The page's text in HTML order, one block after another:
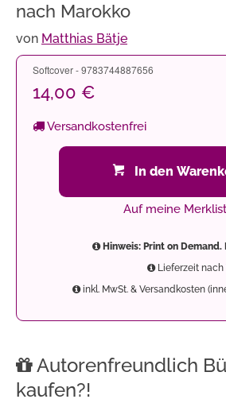
nach Marokko
von Matthias Bätje
Softcover - 9783744887656
14,00 €
Versandkostenfrei
In den
Auf meine
Hinweis: Print on Demand.
Lieferzeit nach
inkl. MwSt. & Versandkosten
Autorenfreundlich
kaufen?!